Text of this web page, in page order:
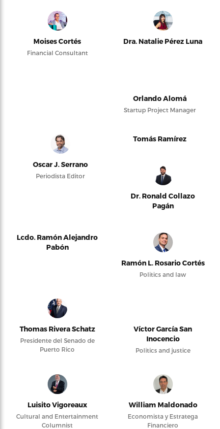
Moises Cortés
Financial Consultant
Dra. Natalie Pérez Luna
Orlando Alomá
Startup Project Manager
Oscar J. Serrano
Periodista Editor
Tomás Ramírez
Dr. Ronald Collazo
Pagán
Lcdo. Ramón Alejandro
Pabón
Ramón L. Rosario Cortés
Politics and law
Thomas Rivera Schatz
Presidente del Senado de
Puerto Rico
Víctor García San
Inocencio
Politics and justice
Luisito Vigoreaux
Cultural and Entertainment
Columnist
William Maldonado
Economista y Estratega
Financiero